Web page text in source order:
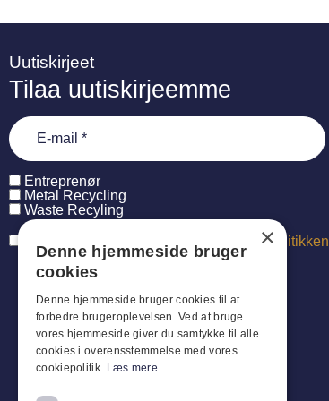
Uutiskirjeet
Tilaa uutiskirjeemme
Entreprenør
Metal Recycling
Waste Recyling
persondatapolitikken
×
Denne hjemmeside bruger
cookies
Denne hjemmeside bruger cookies til at
forbedre brugeroplevelsen. Ved at bruge
vores hjemmeside giver du samtykke til alle
cookies i overensstemmelse med vores
cookiepolitik. Læs mere